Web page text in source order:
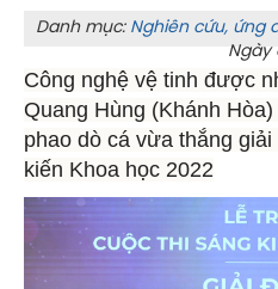
Danh mục: Nghiên cứu, ứng
Ngày
Công nghệ vệ tinh được
Quang Hùng (Khánh
phao dò cá vừa thắng
kiến Khoa học 2022